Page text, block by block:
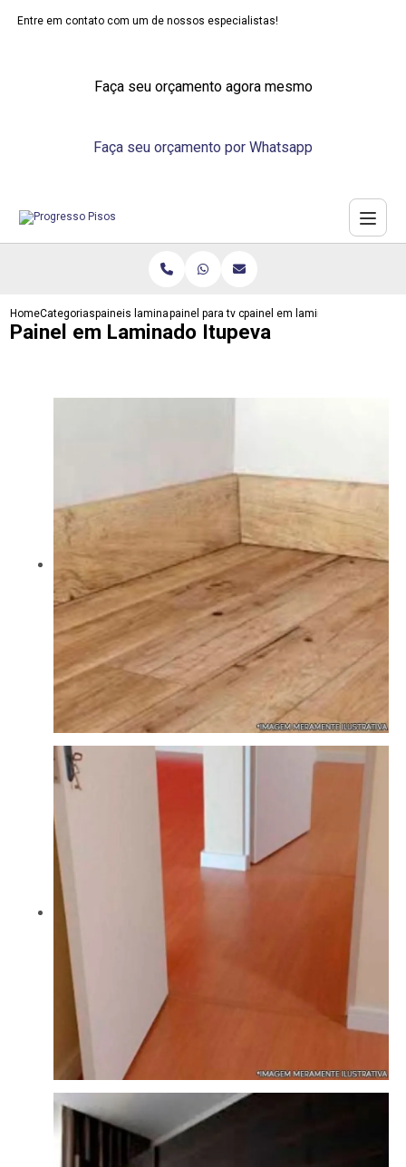
Entre em contato com um de nossos especialistas!
Faça seu orçamento agora mesmo
Faça seu orçamento por Whatsapp
HomeCategoriaspaineis laminadospainel para tv com laminadopainel em laminado itupeva
Painel em Laminado Itupeva